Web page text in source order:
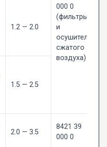
000 0
(фильтры
и
осушители
сжатого
воздуха)
1.2 — 2.0
1.5 — 2.5
2.0 — 3.5
8421 39
000 0